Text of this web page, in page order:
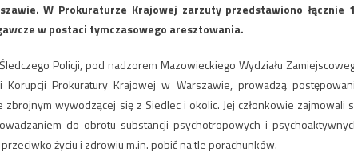
W Prokuraturze Krajowej zarzuty przedstawiono łącznie
w postaci tymczasowego aresztowania.
Policji, pod nadzorem Mazowieckiego Wydziału
Prokuratury Krajowej w Warszawie, prowadzą
wywodzącej się z Siedlec i okolic. Jej członkowie zajmowali
do obrotu substancji psychotropowych i
życiu i zdrowiu m.in. pobić na tle porachunków.